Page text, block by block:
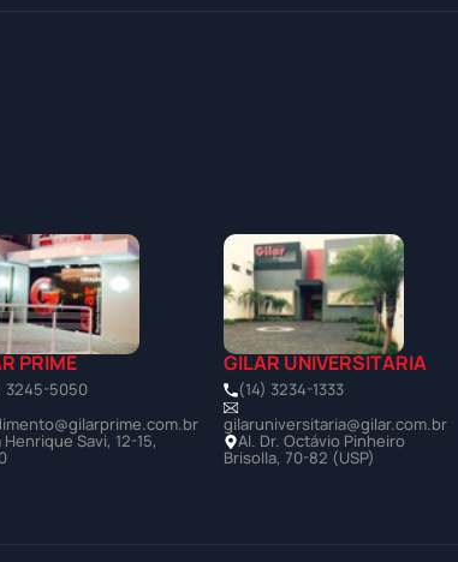
PRIME
3245-5050
Henrique Savi, 12-15,
GILAR UNIVERSITÁRIA
(14) 3234-1333
gilaruniversitaria@gilar.com.br
Al. Dr. Octávio Pinheiro
Brisolla, 70-82 (USP)